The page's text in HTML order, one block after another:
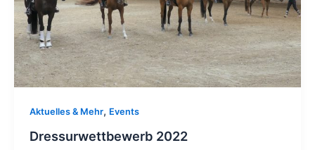
Aktuelles & Mehr, Events
Dressurwettbewerb 2022